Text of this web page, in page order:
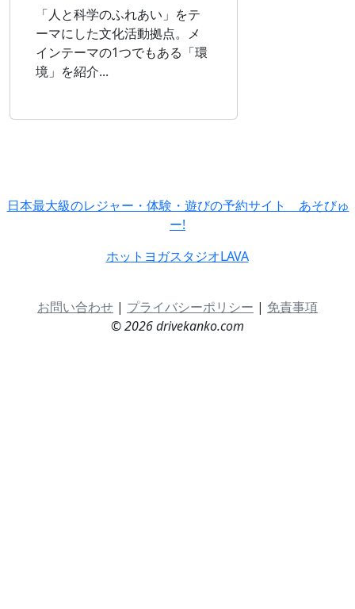
「人と科学のふれあい」をテ
ーマにした文化活動拠点。メ
インテーマの1つでもある「環
境」を紹介...
日本最大級のレジャー・体験・遊びの予約サイト あそびゅ
ー!
ホットヨガスタジオLAVA
お問い合わせ | プライバシーポリシー | 免責事項
© 2026 drivekanko.com